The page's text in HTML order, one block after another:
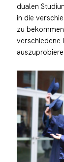
dualen
in die
zu
verschiedene